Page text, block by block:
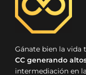
Gánate bien la vida
CC generando
intermediación en